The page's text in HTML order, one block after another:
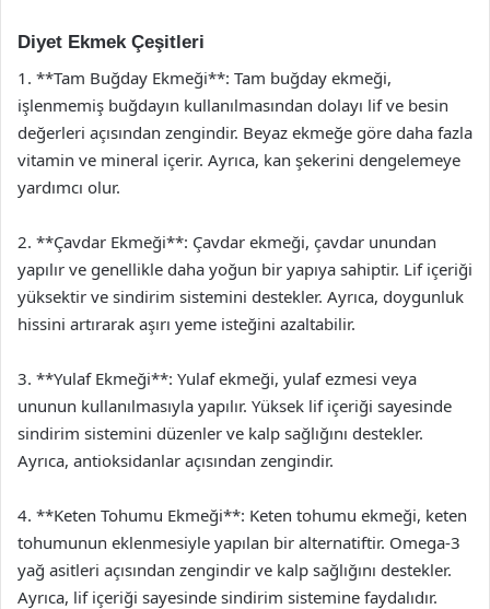
Diyet Ekmek Çeşitleri
1. **Tam Buğday Ekmeği**: Tam buğday ekmeği,
işlenmemiş buğdayın kullanılmasından dolayı lif ve besin
değerleri açısından zengindir. Beyaz ekmeğe göre daha fazla
vitamin ve mineral içerir. Ayrıca, kan şekerini dengelemeye
yardımcı olur.
2. **Çavdar Ekmeği**: Çavdar ekmeği, çavdar unundan
yapılır ve genellikle daha yoğun bir yapıya sahiptir. Lif içeriği
yüksektir ve sindirim sistemini destekler. Ayrıca, doygunluk
hissini artırarak aşırı yeme isteğini azaltabilir.
3. **Yulaf Ekmeği**: Yulaf ekmeği, yulaf ezmesi veya
ununun kullanılmasıyla yapılır. Yüksek lif içeriği sayesinde
sindirim sistemini düzenler ve kalp sağlığını destekler.
Ayrıca, antioksidanlar açısından zengindir.
4. **Keten Tohumu Ekmeği**: Keten tohumu ekmeği, keten
tohumunun eklenmesiyle yapılan bir alternatiftir. Omega-3
yağ asitleri açısından zengindir ve kalp sağlığını destekler.
Ayrıca, lif içeriği sayesinde sindirim sistemine faydalıdır.